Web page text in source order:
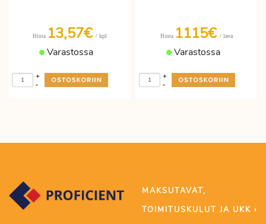
Hinta 13,57€ / kpl
Varastossa
-
+
Hinta 1115€ / lava
Varastossa
-
+
MAKSUTAVAT,
TOIMITUSKULUT JA UKK ›